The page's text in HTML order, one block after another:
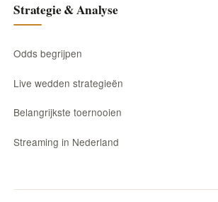
Strategie & Analyse
Odds begrijpen
Live wedden strategieën
Belangrijkste toernooien
Streaming in Nederland